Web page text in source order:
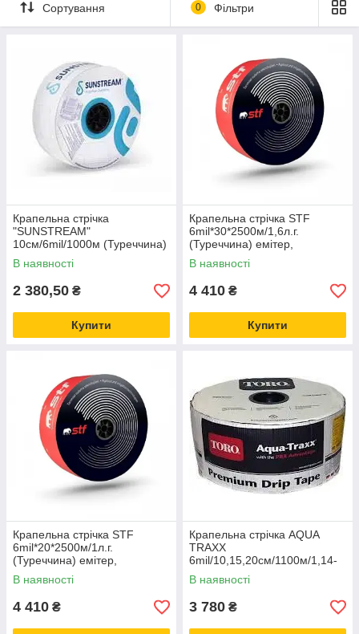
Сортування 0 Фільтри
Крапельна стрічка
"SUNSTREAM"
10см/6mil/1000м (Туреччина)
В наявності
2 380,50 ₴
Купити
Крапельна стрічка STF
6mil*30*2500м/1,6л.г.
(Туреччина) емітер,
некомпенсована
В наявності
4 410 ₴
Купити
Крапельна стрічка STF
6mil*20*2500м/1л.г.
(Туреччина) емітер,
некомпенсована
В наявності
4 410 ₴
Крапельна стрічка AQUA
TRAXX
6mil/10,15,20см/1100м/1,14-
1,41л/год (щільова) США
В наявності
3 780 ₴